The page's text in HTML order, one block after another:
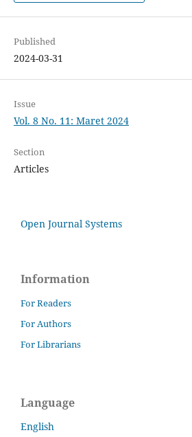
Published
2024-03-31
Issue
Vol. 8 No. 11: Maret 2024
Section
Articles
Open Journal Systems
Information
For Readers
For Authors
For Librarians
Language
English